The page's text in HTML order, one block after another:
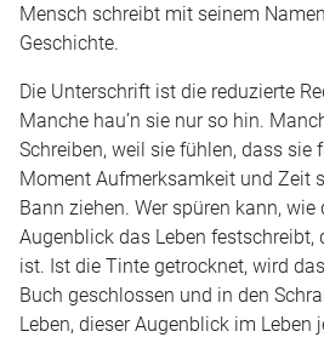
Mensch schreibt mit seinem
Geschichte.
Die Unterschrift ist die reduzierte
Manche hau’n sie nur so hin.
Schreiben, weil sie fühlen, dass sie
Moment Aufmerksamkeit und Zeit
Bann ziehen. Wer spüren kann,
Augenblick das Leben festschreibt,
ist. Ist die Tinte getrocknet, wird
Buch geschlossen und in den
Leben, dieser Augenblick im Leben